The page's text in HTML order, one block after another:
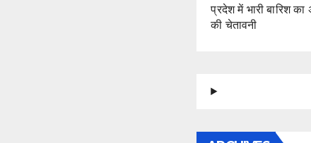
प्रदेश में भारी बारिश का
की चेतावनी